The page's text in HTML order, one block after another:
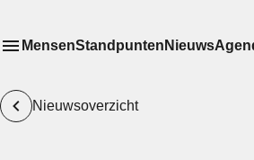
Toon het submenu van
Meer menu items
MensenStandpunten Nieuws
Nieuwsoverzicht